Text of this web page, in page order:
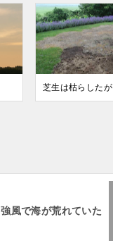
芝生は枯らしたが
強風で海が荒れていた